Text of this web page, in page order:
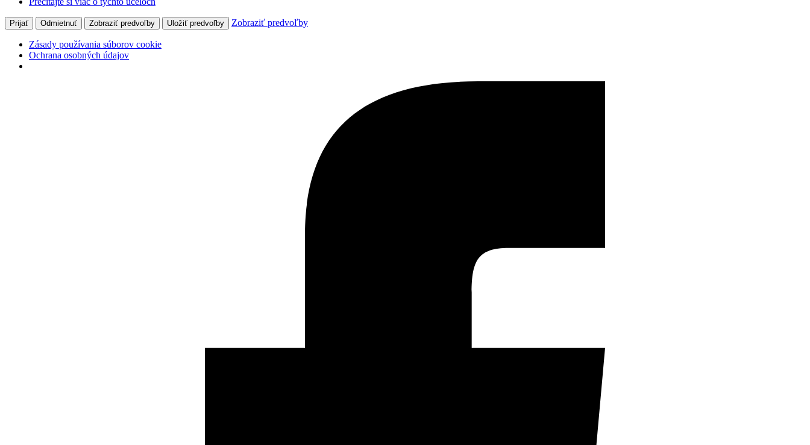
Prijať Odmietnuť Zobraziť predvoľby Uložiť predvoľby Zobraziť predvoľby
Zásady používania súborov cookie
Ochrana osobných údajov